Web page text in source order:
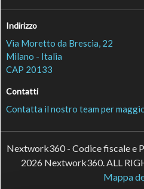
Indirizzo
Via Moretto da Brescia, 22
Milano - Italia
CAP 20133
Contatti
Contatta il nostro team per
Nextwork360 - Codice fiscale e
2026 Nextwork360. ALL
Mappa